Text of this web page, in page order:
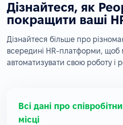
Дізнайтеся, як
покращити ваші
Дізнайтеся більше про
всередині HR-платформи, щоб
автоматизувати свою роботу і
Всі дані про
місці